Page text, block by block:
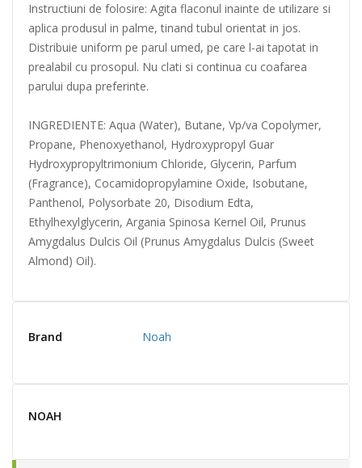
Instructiuni de folosire: Agita flaconul inainte de utilizare si
aplica produsul in palme, tinand tubul orientat in jos.
Distribuie uniform pe parul umed, pe care l-ai tapotat in
prealabil cu prosopul. Nu clati si continua cu coafarea
parului dupa preferinte.
INGREDIENTE: Aqua (Water), Butane, Vp/va Copolymer,
Propane, Phenoxyethanol, Hydroxypropyl Guar
Hydroxypropyltrimonium Chloride, Glycerin, Parfum
(Fragrance), Cocamidopropylamine Oxide, Isobutane,
Panthenol, Polysorbate 20, Disodium Edta,
Ethylhexylglycerin, Argania Spinosa Kernel Oil, Prunus
Amygdalus Dulcis Oil (Prunus Amygdalus Dulcis (Sweet
Almond) Oil).
Brand Noah
NOAH